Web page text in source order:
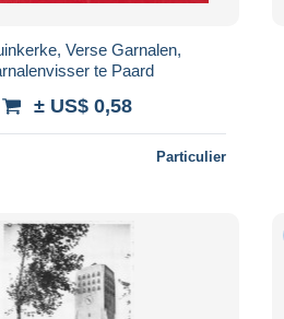
Verse Garnalen,
te Paard
± US$ 0,58
Particulier